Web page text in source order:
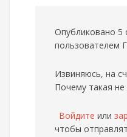
Опубликовано 5
пользователем
Извиняюсь, на
Почему такая не
Войдите или
чтобы